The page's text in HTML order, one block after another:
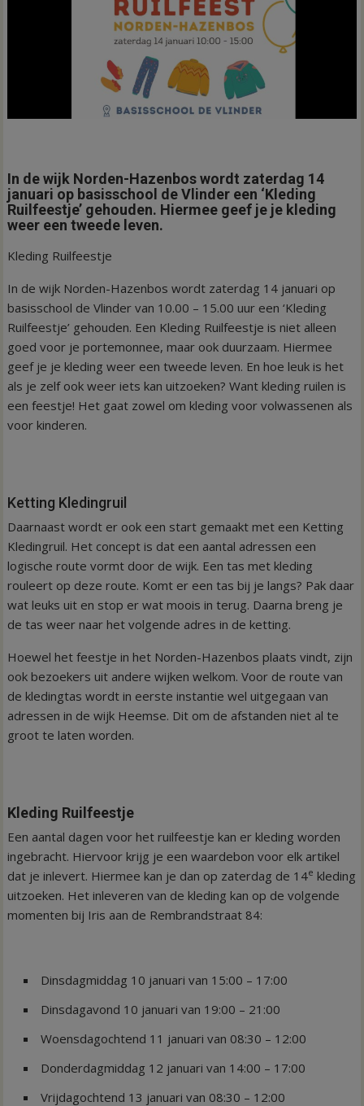
In de wijk Norden-Hazenbos wordt zaterdag 14
januari op basisschool de Vlinder een ‘Kleding
Ruilfeestje’ gehouden. Hiermee geef je je kleding
weer een tweede leven.
Kleding Ruilfeestje
In de wijk Norden-Hazenbos wordt zaterdag 14 januari op
basisschool de Vlinder van 10.00 – 15.00 uur een ‘Kleding
Ruilfeestje’ gehouden. Een Kleding Ruilfeestje is niet alleen
goed voor je portemonnee, maar ook duurzaam. Hiermee
geef je je kleding weer een tweede leven. En hoe leuk is het
als je zelf ook weer iets kan uitzoeken? Want kleding ruilen is
een feestje! Het gaat zowel om kleding voor volwassenen als
voor kinderen.
Ketting Kledingruil
Daarnaast wordt er ook een start gemaakt met een Ketting
Kledingruil. Het concept is dat een aantal adressen een
logische route vormt door de wijk. Een tas met kleding
rouleert op deze route. Komt er een tas bij je langs? Pak daar
wat leuks uit en stop er wat moois in terug. Daarna breng je
de tas weer naar het volgende adres in de ketting.
Hoewel het feestje in het Norden-Hazenbos plaats vindt, zijn
ook bezoekers uit andere wijken welkom. Voor de route van
de kledingtas wordt in eerste instantie wel uitgegaan van
adressen in de wijk Heemse. Dit om de afstanden niet al te
groot te laten worden.
Kleding Ruilfeestje
Een aantal dagen voor het ruilfeestje kan er kleding worden
ingebracht. Hiervoor krijg je een waardebon voor elk artikel
dat je inlevert. Hiermee kan je dan op zaterdag de 14e kleding
uitzoeken. Het inleveren van de kleding kan op de volgende
momenten bij Iris aan de Rembrandstraat 84:
Dinsdagmiddag 10 januari van 15:00 – 17:00
Dinsdagavond 10 januari van 19:00 – 21:00
Woensdagochtend 11 januari van 08:30 – 12:00
Donderdagmiddag 12 januari van 14:00 – 17:00
Vrijdagochtend 13 januari van 08:30 – 12:00